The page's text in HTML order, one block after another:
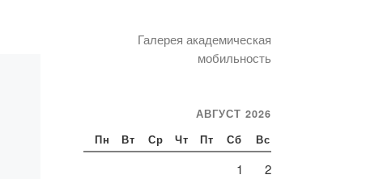
«Bolashaq» на
2022-2023
Галерея академическая
мобильность
АВГУСТ 2026
Пн Вт Ср Чт Пт Сб Вс
1 2